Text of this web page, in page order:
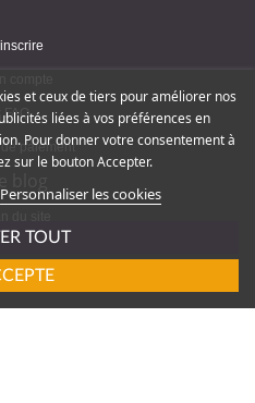
FAQ
paiement
nous !
et ceux de tiers pour améliorer nos
liées à vos préférences en
Pour donner votre consentement à
sur le bouton Accepter.
Personnaliser les cookies
TOUT